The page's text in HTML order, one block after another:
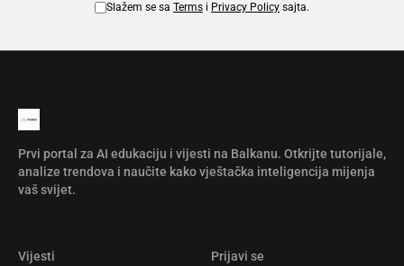
Slažem se sa Terms i Privacy Policy sajta.
Prvi portal za AI edukaciju i vijesti na Balkanu. Otkrijte tutorijale,
analize trendova i naučite kako vještačka inteligencija mijenja
vaš svijet.
Vijesti
Prijavi se